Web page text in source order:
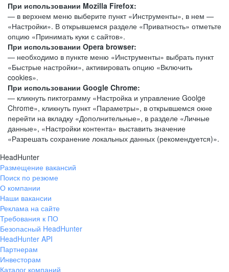
При использовании Mozilla Firefox:
— в верхнем меню выберите пункт «Инструменты», в нем —
«Настройки». В открывшемся разделе «Приватность» отметьте
опцию «Принимать куки с сайтов».
При использовании Opera browser:
— необходимо в пункте меню «Инструменты» выбрать пункт
«Быстрые настройки», активировать опцию «Включить
cookies».
При использовании Google Chrome:
— кликнуть пиктограмму «Настройка и управление Goolge
Chrome», кликнуть пункт «Параметры», в открывшемся окне
перейти на вкладку «Дополнительные», в разделе «Личные
данные», «Настройки контента» выставить значение
«Разрешать сохранение локальных данных (рекомендуется)».
HeadHunter
Размещение вакансий
Поиск по резюме
О компании
Наши вакансии
Реклама на сайте
Требования к ПО
Безопасный HeadHunter
HeadHunter API
Партнерам
Инвесторам
Каталог компаний